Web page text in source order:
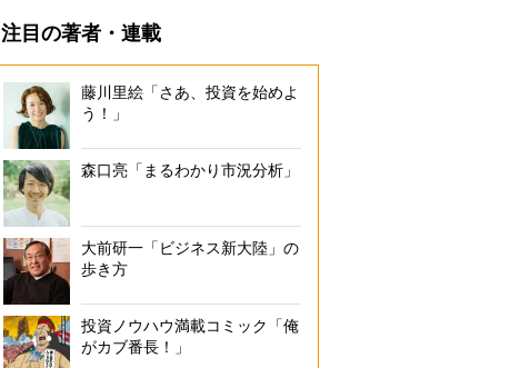
注目の著者・連載
藤川里絵「さあ、投資を始めよ
う！」
森口亮「まるわかり市況分析」
大前研一「ビジネス新大陸」の
歩き方
投資ノウハウ満載コミック「俺
がカブ番長！」